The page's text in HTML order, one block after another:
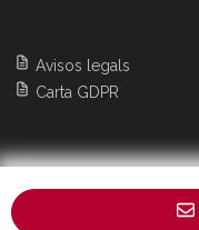
Avisos legals
Carta GDPR
Copyright 2026
All Rights